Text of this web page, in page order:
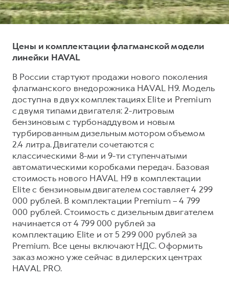
H7
от 3 799 000 ₽
Тест-драйв
Кредитный калькулятор
Страхование
Кредит
КОРПОРАТИВНЫМ КЛИЕНТАМ
Для малого бизнеса
Корпоративным клиентам
Крупным корпоративным клиентам
Система управления автопарком
Сервис для корпоративных клиентов
HAVAL Лизинг
СЕРВИСНОЕ ОБСЛУЖИВАНИЕ
Программа «Помощь на дороге»
Электронный ПТС
ПОДДЕРЖКА
GWM Безопасность
Гарантия HAVAL
Мобильное приложение GWM
Программа «HAVAL Защита+»
Руководства по эксплуатации
Подписки
АКСЕССУАРЫ HAVAL
Автомобильные аксессуары
О дилере
Наша команда
Цены и комплектации флагманской модели
линейки HAVAL
В России стартуют продажи нового поколения
флагманского внедорожника HAVAL H9. Модель
доступна в двух комплектациях Elite и Premium
с двумя типами двигателя: 2-литровым
бензиновым с турбонаддувом и новым
турбированным дизельным мотором объемом
2.4 литра. Двигатели сочетаются с
классическими 8-ми и 9-ти ступенчатыми
автоматическими коробками передач. Базовая
стоимость нового HAVAL H9 в комплектации
Elite с бензиновым двигателем составляет 4 299
000 рублей. В комплектации Premium – 4 799
000 рублей. Стоимость с дизельным двигателем
начинается от 4 799 000 рублей за
комплектацию Elite и от 5 299 000 рублей за
Premium. Все цены включают НДС. Оформить
заказ можно уже сейчас в дилерских центрах
HAVAL PRO.